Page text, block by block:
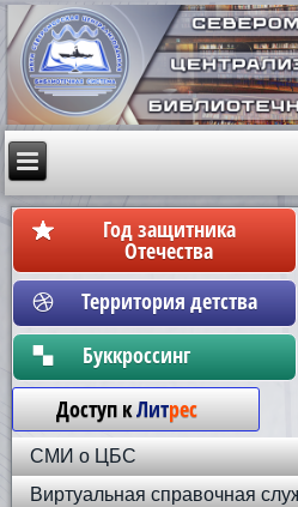
Год защитника
Отечества
Территория детства
Бyккpoccинг
Доступ кЛитрес
СМИ о ЦБС
Виртуальная справочная